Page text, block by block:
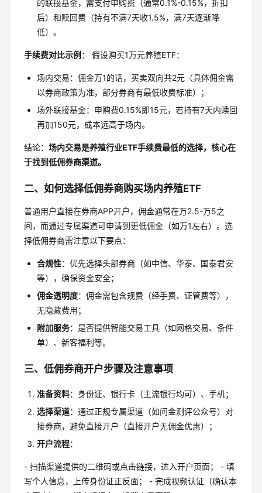
的联接基金，需支付申购费（通常0.1%-0.15%，折扣
后）和赎回费（持有不满7天收1.5%，满7天逐渐降
低）。
手续费对比示例 ： 假设购买1万元养殖ETF：
场内交易：佣金万1的话，买卖双向共2元（具体佣金需
以券商政策为准，部分券商有最低收费标准）；
场外联接基金：申购费0.15%即15元，若持有7天内赎回
再加150元，成本远高于场内。
结论： 场内交易是养殖行业ETF手续费最低的选择，核心在
于找到低佣券商渠道。
二、如何选择低佣券商购买场内养殖ETF
普通用户直接在券商APP开户，佣金通常在万2.5-万5之
间，而通过专属渠道可申请到更低佣金（如万1左右）。选
择低佣券商需注意以下要点：
合规性：优先选择头部券商（如中信、华泰、国泰君安
等），确保资金安全；
佣金透明度：佣金需包含规费（经手费、证管费等），
无隐藏费用；
附加服务：是否提供智能交易工具（如网格交易、条件
单）、新客福利等。
三、低佣券商开户步骤及注意事项
准备资料：身份证、银行卡（主流银行均可）、手机；
选择渠道：通过正规专属渠道（如问金测评公众号）对
接券商，避免直接开户（直接开户无佣金优惠）；
开户流程：
- 扫描渠道提供的二维码或点击链接，进入开户页面； - 填
写个人信息，上传身份证正反面； - 完成视频认证（确认本